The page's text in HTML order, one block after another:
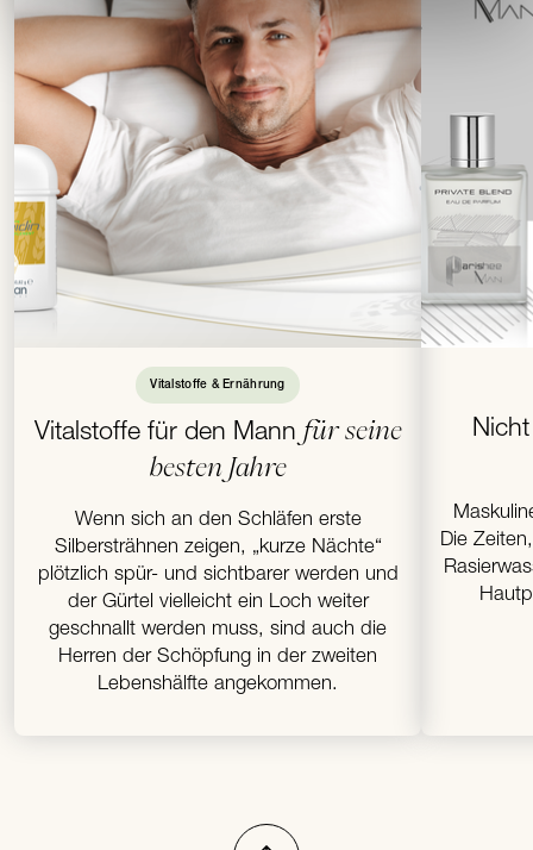
Vitalstoffe & Ernährung
Vitalstoffe für den Mann für seine
besten Jahre
Wenn sich an den Schläfen erste
Silbersträhnen zeigen, „kurze Nächte“
plötzlich spür- und sichtbarer werden und
der Gürtel vielleicht ein Loch weiter
geschnallt werden muss, sind auch die
Herren der Schöpfung in der zweiten
Lebenshälfte angekommen.
Die
Nach oben